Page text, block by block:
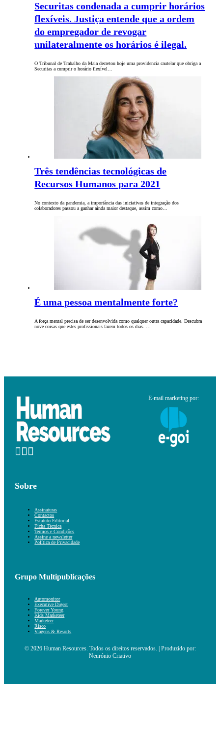
Securitas condenada a cumprir horários
flexíveis. Justiça entende que a ordem
do empregador de revogar
unilateralmente os horários é ilegal.
O Tribunal de Trabalho da Maia decretou hoje uma providencia cautelar que obriga a
Securitas a cumprir o horário flexível…
Três tendências tecnológicas de
Recursos Humanos para 2021
No contexto da pandemia, a importância das iniciativas de integração dos
colaboradores passou a ganhar ainda maior destaque, assim como…
É uma pessoa mentalmente forte?
A força mental precisa de ser desenvolvida como qualquer outra capacidade. Descubra
nove coisas que estes profissionais fazem todos os dias. …
E-mail marketing por:
Sobre
Assinaturas
Contactos
Estatuto Editorial
Ficha Técnica
Termos e Condições
Assine a newsletter
Política de Privacidade
Grupo Multipublicações
Automonitor
Executive Digest
Forever Young
Kids Marketeer
Marketeer
Risco
Viagens & Resorts
© 2026 Human Resources. Todos os direitos reservados. | Produzido por:
Neurónio Criativo